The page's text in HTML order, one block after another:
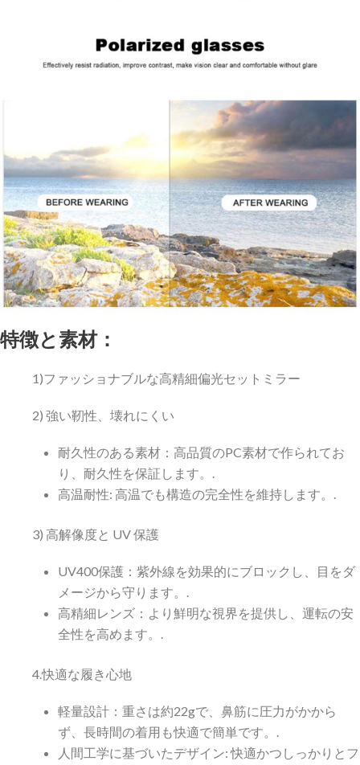
特徴と素材：
1)ファッショナブルな高精細偏光セットミラー
2) 強い靭性、壊れにくい
耐久性のある素材：高品質のPC素材で作られてお
り、耐久性を保証します。.
高温耐性: 高温でも構造の完全性を維持します。.
3) 高解像度と UV 保護
UV400保護：紫外線を効果的にブロックし、目をダ
メージから守ります。.
高精細レンズ：より鮮明な視界を提供し、運転の安
全性を高めます。.
4.快適な履き心地
軽量設計：重さは約22gで、鼻筋に圧力がかから
ず、長時間の着用も快適で簡単です。.
人間工学に基づいたデザイン: 快適かつしっかりとフ